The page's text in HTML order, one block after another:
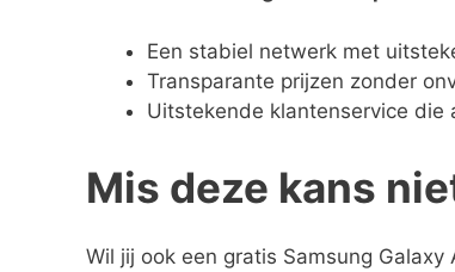
Een stabiel netwerk met
Transparante prijzen zonder
Uitstekende klantenservice
Mis deze kans
Wil jij ook een gratis Samsung